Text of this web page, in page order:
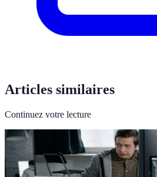
Articles similaires
Continuez votre lecture